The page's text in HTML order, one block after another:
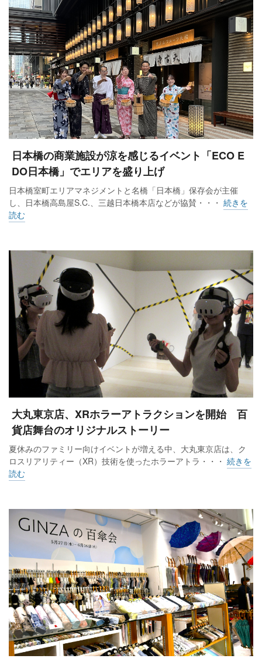
日本橋の商業施設が涼を感じるイベント「ECO E
DO日本橋」でエリアを盛り上げ
日本橋室町エリアマネジメントと名橋「日本橋」保存会が主催
し、日本橋高島屋S.C.、三越日本橋本店などが協賛・・・ 続きを
読む
大丸東京店、XRホラーアトラクションを開始 百
貨店舞台のオリジナルストーリー
夏休みのファミリー向けイベントが増える中、大丸東京店は、ク
ロスリアリティー（XR）技術を使ったホラーアトラ・・・ 続きを
読む